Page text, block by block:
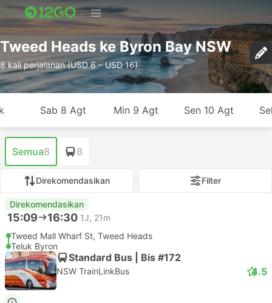
Tweed Heads ke Byron Bay NSW
8 kali perjalanan (USD 6 – USD 16)
Sab 8 Agt Min 9 Agt Sen 10 Agt
Semua8 8
Direkomendasikan Filter
Direkomendasikan
15:09 16:30 1J, 21m
Tweed Mall Wharf St, Tweed Heads
Teluk Byron
Standard Bus | Bis #172
NSW TrainLinkBus 4.5